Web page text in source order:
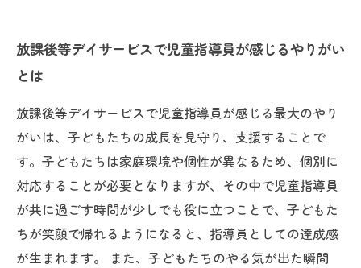
放課後等デイサービスで児童指導員が感じるやりがい
とは
放課後等デイサービスで児童指導員が感じる最大のやり
がいは、子どもたちの成長を見守り、支援することで
す。子どもたちは家庭環境や個性が異なるため、個別に
対応することが必要となりますが、その中で児童指導員
が共に過ごす時間が少しでも役に立つことで、子どもた
ちが笑顔で帰れるようになると、指導員としての達成感
が生まれます。 また、子どもたちのやる気が出た瞬間